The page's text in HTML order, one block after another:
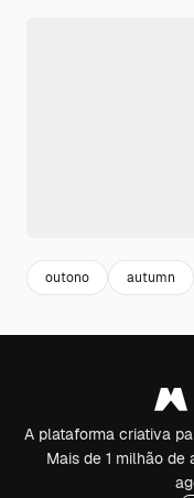
outono autumn
A plataforma criativa
Mais de 1 milhão de